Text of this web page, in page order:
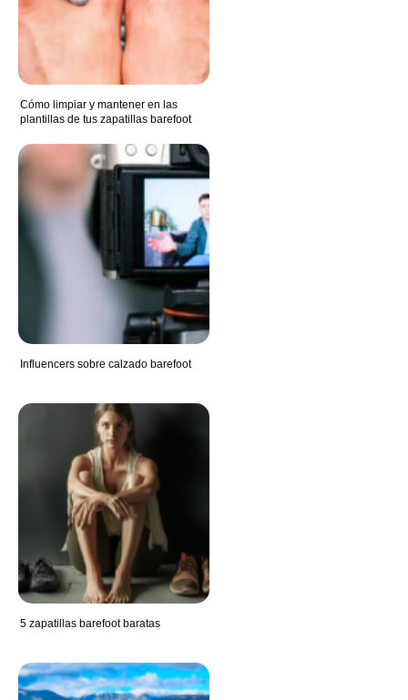
Cómo limpiar y mantener en las
plantillas de tus zapatillas barefoot
Influencers sobre calzado barefoot
5 zapatillas barefoot baratas